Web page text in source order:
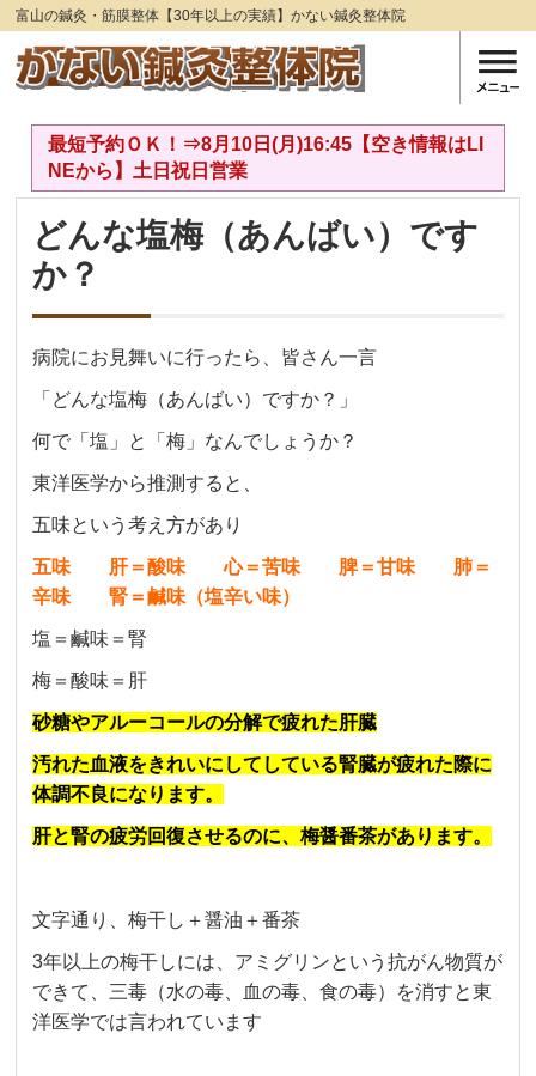
富山の鍼灸・筋膜整体【30年以上の実績】かない鍼灸整体院
最短予約ＯＫ！⇒8月10日(月)16:45【空き情報はLI
NEから】土日祝日営業
どんな塩梅（あんばい）です
か？
病院にお見舞いに行ったら、皆さん一言
「どんな塩梅（あんばい）ですか？」
何で「塩」と「梅」なんでしょうか？
東洋医学から推測すると、
五味という考え方があり
五味 肝＝酸味 心＝苦味 脾＝甘味 肺＝
辛味 腎＝鹹味（塩辛い味）
塩＝鹹味＝腎
梅＝酸味＝肝
砂糖やアルーコールの分解で疲れた肝臓
汚れた血液をきれいにしてしている腎臓が疲れた際に
体調不良になります。
肝と腎の疲労回復させるのに、梅醤番茶があります。
文字通り、梅干し＋醤油＋番茶
3年以上の梅干しには、アミグリンという抗がん物質が
できて、三毒（水の毒、血の毒、食の毒）を消すと東
洋医学では言われています